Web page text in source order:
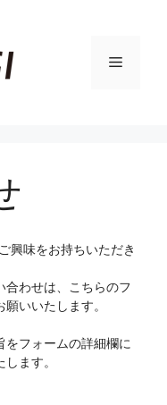
Menu
興味をお持ちいただき
合わせは、こちらのフ
いいたします。
をフォームの詳細欄に
ます。